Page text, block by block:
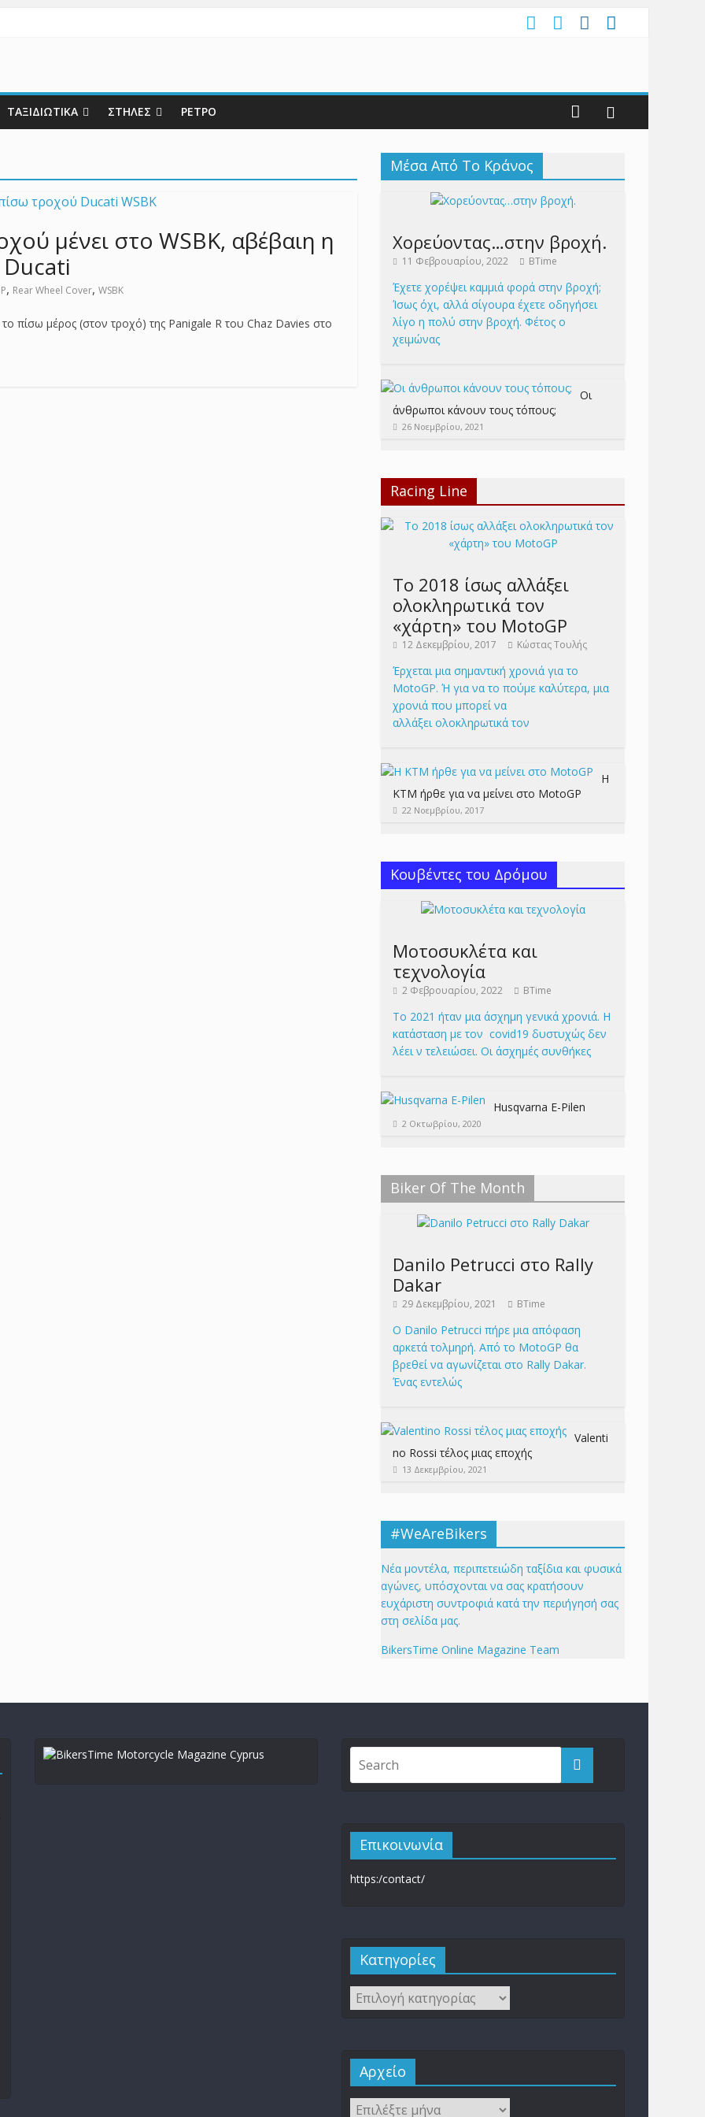
ΤΑΞΙΔΙΩΤΙΚΑ ΣΤΗΛΕΣ ΡΕΤΡΟ
μένει στο WSBK, αβέβαιη η
, Rear Wheel Cover, WSBK
πίσω μέρος (στον τροχό) της Panigale R του Chaz Davies στο
Μέσα Από Το Κράνος
Χορεύοντας…στην βροχή.
11 Φεβρουαρίου, 2022 BTime
Έχετε χορέψει καμμιά φορά στην βροχή;
Ίσως όχι, αλλά σίγουρα έχετε οδηγήσει
λίγο η πολύ στην βροχή. Φέτος ο
χειμώνας
Οι
άνθρωποι κάνουν τους τόπους;
26 Νοεμβρίου, 2021
Racing Line
Το 2018 ίσως αλλάξει
ολοκληρωτικά τον
«χάρτη» του MotoGP
12 Δεκεμβρίου, 2017 Κώστας Τουλής
Έρχεται μια σημαντική χρονιά για το
MotoGP. Ή για να το πούμε καλύτερα, μια
χρονιά που μπορεί να
αλλάξει ολοκληρωτικά τον
Η
KTM ήρθε για να μείνει στο MotoGP
22 Νοεμβρίου, 2017
Κουβέντες του Δρόμου
Μοτοσυκλέτα και
τεχνολογία
2 Φεβρουαρίου, 2022 BTime
Το 2021 ήταν μια άσχημη γενικά χρονιά. Η
κατάσταση με τον covid19 δυστυχώς δεν
λέει ν τελειώσει. Οι άσχημές συνθήκες
Husqvarna E-Pilen
2 Οκτωβρίου, 2020
Biker Of The Month
Danilo Petrucci στο Rally
Dakar
29 Δεκεμβρίου, 2021 BTime
Ο Danilo Petrucci πήρε μια απόφαση
αρκετά τολμηρή. Από το MotoGP θα
βρεθεί να αγωνίζεται στο Rally Dakar.
Ένας εντελώς
Valenti
no Rossi τέλος μιας εποχής
13 Δεκεμβρίου, 2021
#WeAreBikers
Νέα μοντέλα, περιπετειώδη ταξίδια και φυσικά
αγώνες, υπόσχονται να σας κρατήσουν
ευχάριστη συντροφιά κατά την περιήγησή σας
στη σελίδα μας.
BikersTime Online Magazine Team
Επικοινωνία
https:/contact/
Kατηγορίες
Αρχείο